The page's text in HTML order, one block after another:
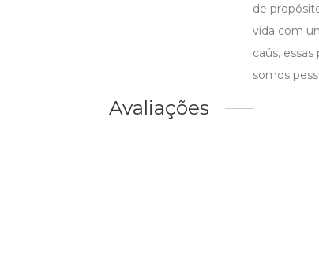
de
vida com
caús,
somos
Avaliações